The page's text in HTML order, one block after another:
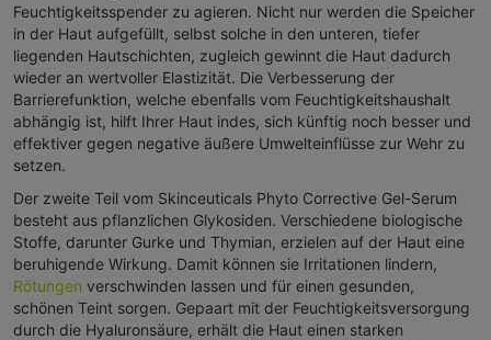
Feuchtigkeitsspender zu agieren. Nicht nur werden die Speicher
in der Haut aufgefüllt, selbst solche in den unteren, tiefer
liegenden Hautschichten, zugleich gewinnt die Haut dadurch
wieder an wertvoller Elastizität. Die Verbesserung der
Barrierefunktion, welche ebenfalls vom Feuchtigkeitshaushalt
abhängig ist, hilft Ihrer Haut indes, sich künftig noch besser und
effektiver gegen negative äußere Umwelteinflüsse zur Wehr zu
setzen.
Der zweite Teil vom Skinceuticals Phyto Corrective Gel-Serum
besteht aus pflanzlichen Glykosiden. Verschiedene biologische
Stoffe, darunter Gurke und Thymian, erzielen auf der Haut eine
beruhigende Wirkung. Damit können sie Irritationen lindern,
Rötungen verschwinden lassen und für einen gesunden,
schönen Teint sorgen. Gepaart mit der Feuchtigkeitsversorgung
durch die Hyaluronsäure, erhält die Haut einen starken